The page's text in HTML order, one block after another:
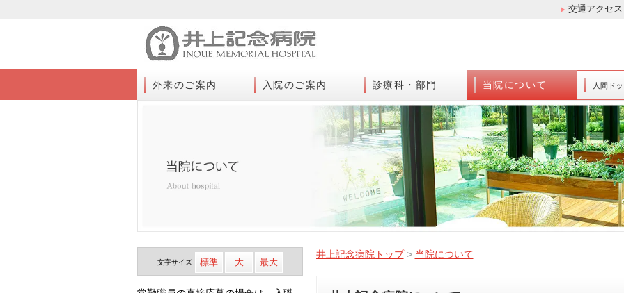
交通アクセス
外来のご案内 入院のご案内 診療科・部門 当院について 人間ド
井上記念病院トップ > 当院について
文字サイズ 標準 大 最大